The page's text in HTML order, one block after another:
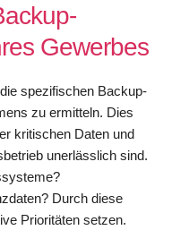
Gewerbes
spezifischen Backup-
zu ermitteln. Dies
kritischen Daten und
unerlässlich sind.
Durch diese
Prioritäten setzen.